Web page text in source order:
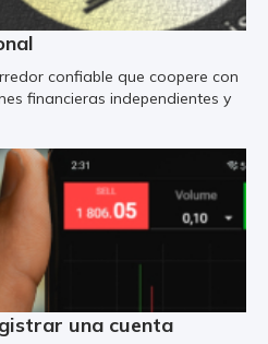
confiable que coopere con
financieras independientes y
una cuenta